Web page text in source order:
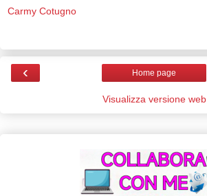
Carmy Cotugno
‹ Home page
Visualizza versione web